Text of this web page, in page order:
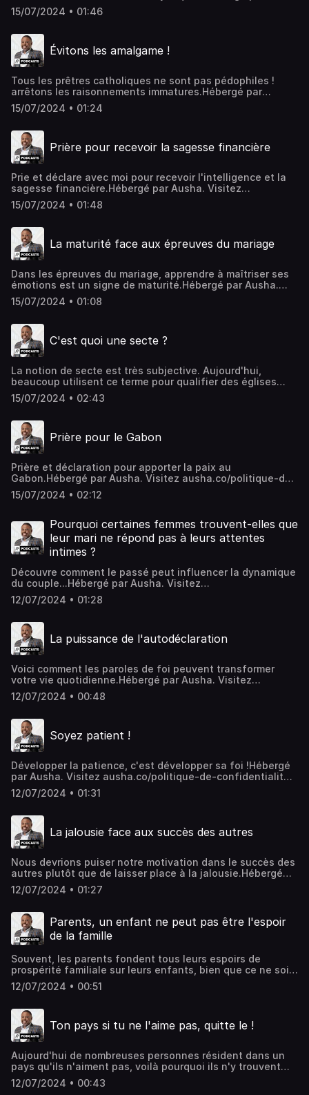
Ausha. Visitez ausha.co/politique-de-confidentialite pour
plus d'informations.
15/07/2024 • 01:46
Évitons les amalgame !
Tous les prêtres catholiques ne sont pas pédophiles !
arrêtons les raisonnements immatures.Hébergé par
Ausha. Visitez ausha.co/politique-de-confidentialite pour
plus d'informations.
15/07/2024 • 01:24
Prière pour recevoir la sagesse financière
Prie et déclare avec moi pour recevoir l'intelligence et la
sagesse financière.Hébergé par Ausha. Visitez
ausha.co/politique-de-confidentialite pour plus
d'informations.
15/07/2024 • 01:48
La maturité face aux épreuves du mariage
Dans les épreuves du mariage, apprendre à maîtriser ses
émotions est un signe de maturité.Hébergé par Ausha.
Visitez ausha.co/politique-de-confidentialite pour plus
d'informations.
15/07/2024 • 01:08
C'est quoi une secte ?
La notion de secte est très subjective. Aujourd'hui,
beaucoup utilisent ce terme pour qualifier des églises
évangéliques dont les croyances diffèrent des leurs, ce
qui peut entraîner des malentendus et des jugements
de-confidentialite pour plus d'informations.
15/07/2024 • 02:43
Prière pour le Gabon
Prière et déclaration pour apporter la paix au
Gabon.Hébergé par Ausha. Visitez ausha.co/politique-de-
confidentialite pour plus d'informations.
15/07/2024 • 02:12
Pourquoi certaines femmes trouvent-elles que
leur mari ne répond pas à leurs attentes
intimes ?
Découvre comment le passé peut influencer la dynamique
du couple...Hébergé par Ausha. Visitez
ausha.co/politique-de-confidentialite pour plus
d'informations.
12/07/2024 • 01:28
La puissance de l'autodéclaration
Voici comment les paroles de foi peuvent transformer
votre vie quotidienne.Hébergé par Ausha. Visitez
ausha.co/politique-de-confidentialite pour plus
d'informations.
12/07/2024 • 00:48
Soyez patient !
Développer la patience, c'est développer sa foi !Hébergé
par Ausha. Visitez ausha.co/politique-de-confidentialite
pour plus d'informations.
12/07/2024 • 01:31
La jalousie face aux succès des autres
Nous devrions puiser notre motivation dans le succès des
autres plutôt que de laisser place à la jalousie.Hébergé
par Ausha. Visitez ausha.co/politique-de-confidentialite
pour plus d'informations.
12/07/2024 • 01:27
Parents, un enfant ne peut pas être l'espoir
de la famille
Souvent, les parents fondent tous leurs espoirs de
prospérité familiale sur leurs enfants, bien que ce ne soit
pas de leur responsabilité.Hébergé par Ausha. Visitez
ausha.co/politique-de-confidentialite pour plus
12/07/2024 • 00:51
Ton pays si tu ne l'aime pas, quitte le !
Aujourd'hui de nombreuses personnes résident dans un
pays qu'ils n'aiment pas, voilà pourquoi ils n'y trouvent
aucun héritage...Hébergé par Ausha. Visitez
ausha.co/politique-de-confidentialite pour plus
12/07/2024 • 00:43